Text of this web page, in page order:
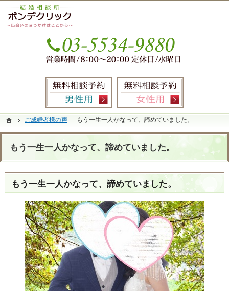
ホーム
ご成婚者様の声 もう一生一人かなって、諦めていました。
もう一生一人かなって、諦めていました。
本気の婚活を応援します。銀座・有楽町の結婚相談所なら当相談所へ。
銀座・有楽町の婚活なら圧倒的なサポート力のIBJ加盟結婚相談所ボンデクリック
もう一生一人かなって、諦めていました。
無料相談予約男性用
ホーム
ご成婚者様の声 もう一生一人かなって、諦めていました。